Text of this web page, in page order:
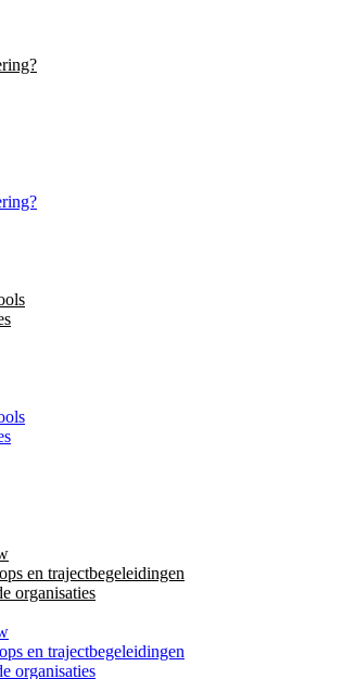
en trajectbegeleidingen
organisaties
en trajectbegeleidingen
organisaties